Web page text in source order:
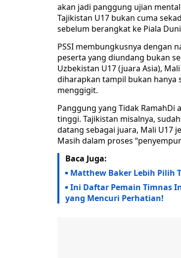
akan jadi panggung ujian
Tajikistan U17 bukan cuma
sebelum berangkat ke Piala
PSSI membungkusnya dengan
peserta yang diundang bukan
Uzbekistan U17 (juara Asia),
diharapkan tampil bukan hanya
menggigit.
Panggung yang Tidak
tinggi. Tajikistan misalnya,
datang sebagai juara, Mali U17
Masih dalam proses
Baca Juga:
Matthew Baker Lebih Pilih
Ini Daftar Pemain Timnas
yang Mencuri Perhatian!